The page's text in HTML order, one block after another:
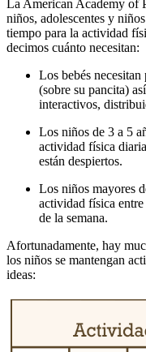
La American Academy of
niños, adolescentes y
tiempo para la actividad
decimos cuánto necesitan:
Los bebés
(sobre su pancita)
interactivos,
Los niños de 3 a 5
actividad física
están despiertos.
Los niños mayores
actividad física
de la semana.
Afortunadamente, hay
los niños se mantengan
ideas: